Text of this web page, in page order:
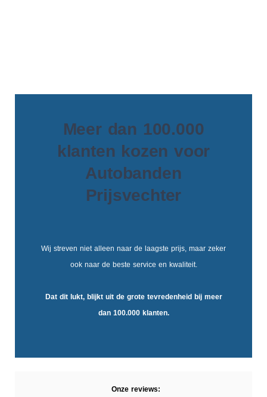
Meer dan 100.000
klanten kozen voor
Autobanden
Prijsvechter
Wij streven niet alleen naar de laagste prijs, maar zeker
ook naar de beste service en kwaliteit.
Dat dit lukt, blijkt uit de grote tevredenheidbij meer
dan 100.000 klanten.
Onze reviews: